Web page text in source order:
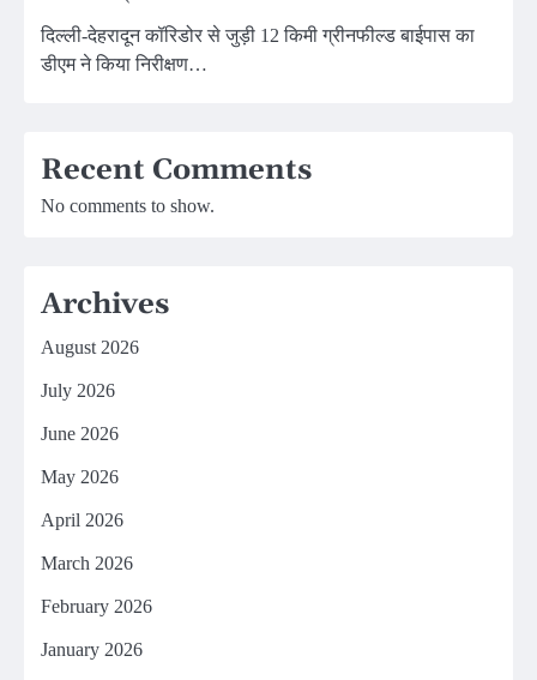
दिल्ली-देहरादून कॉरिडोर से जुड़ी 12 किमी ग्रीनफील्ड बाईपास का
डीएम ने किया निरीक्षण…
Recent Comments
No comments to show.
Archives
August 2026
July 2026
June 2026
May 2026
April 2026
March 2026
February 2026
January 2026